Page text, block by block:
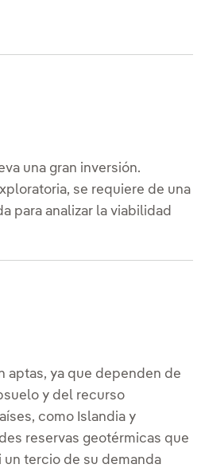
una gran inversión.
se requiere de una
para analizar la viabilidad
aptas, ya que dependen de
y del recurso
como Islandia y
reservas geotérmicas que
tercio de su demanda